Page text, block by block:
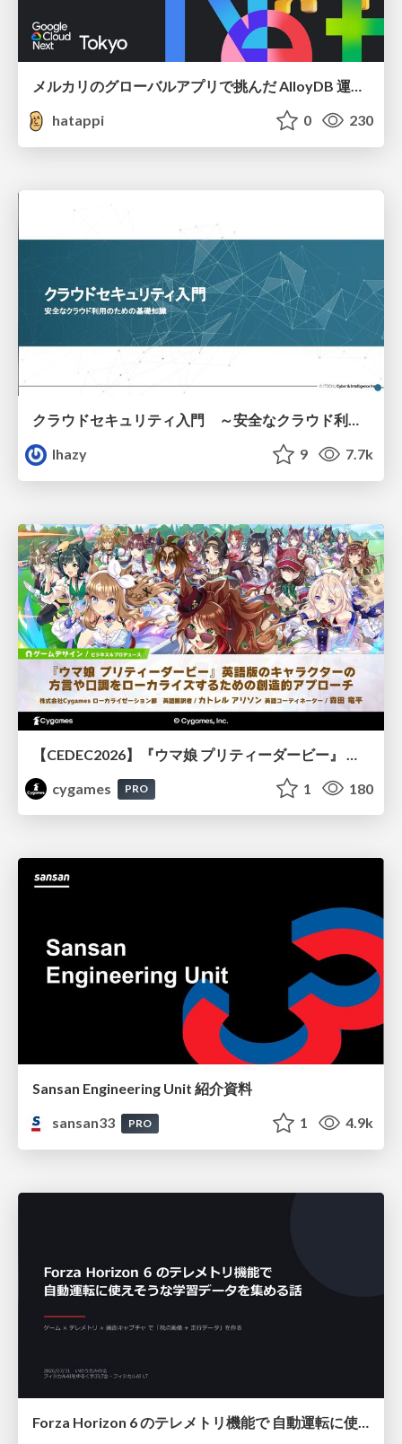
hatappi
0 230
クラウドセキュリティ入門 ～安全なクラウド利用のための基礎知識～
lhazy
9 7.7k
cygames
PRO 1 180
Sansan Engineering Unit 紹介資料
sansan33
PRO 1 4.9k
Forza Horizon 6 のテレメトリ機能で 自動運転に使えそうな学習データを集める話